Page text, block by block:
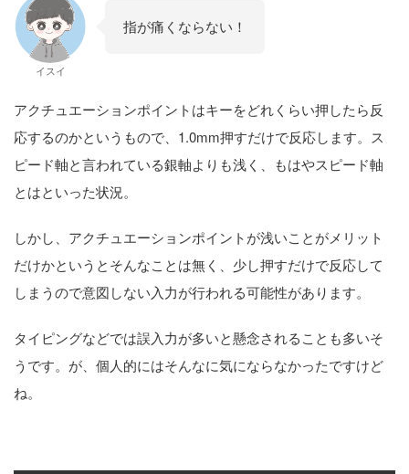
イスイ
指が痛くならない！
アクチュエーションポイントはキーをどれくらい押したら反
応するのかというもので、1.0mm押すだけで反応します。ス
ピード軸と言われている銀軸よりも浅く、もはやスピード軸
とはといった状況。
しかし、アクチュエーションポイントが浅いことがメリット
だけかというとそんなことは無く、少し押すだけで反応して
しまうので意図しない入力が行われる可能性があります。
タイピングなどでは誤入力が多いと懸念されることも多いそ
うです。が、個人的にはそんなに気にならなかったですけど
ね。